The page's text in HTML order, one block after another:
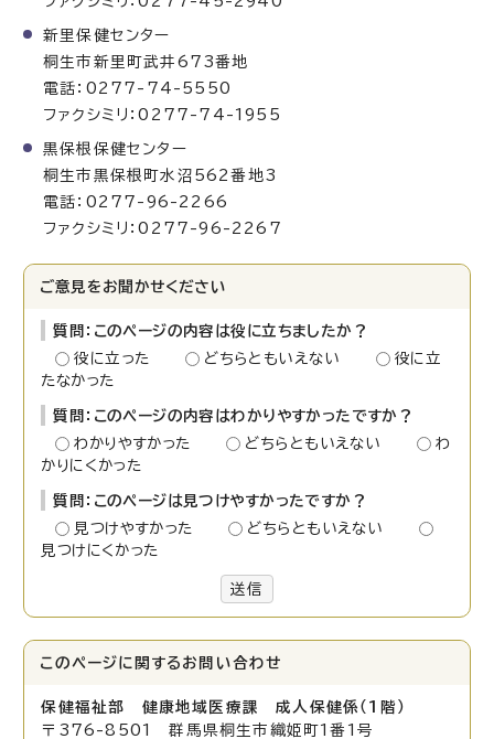
新里保健センター
桐生市新里町武井673番地
電話：0277-74-5550
ファクシミリ：0277-74-1955
黒保根保健センター
桐生市黒保根町水沼562番地3
電話：0277-96-2266
ファクシミリ：0277-96-2267
ご意見をお聞かせください
質問：このページの内容は役に立ちましたか？
役に立った
どちらともいえない
役に立
たなかった
質問：このページの内容はわかりやすかったですか？
わかりやすかった
どちらともいえない
わ
かりにくかった
質問：このページは見つけやすかったですか？
見つけやすかった
どちらともいえない
見つけにくかった
送信
このページに関する お問い合わせ
保健福祉部 健康地域医療課 成人保健係（1階）
〒376-8501 群馬県桐生市織姫町1番1号